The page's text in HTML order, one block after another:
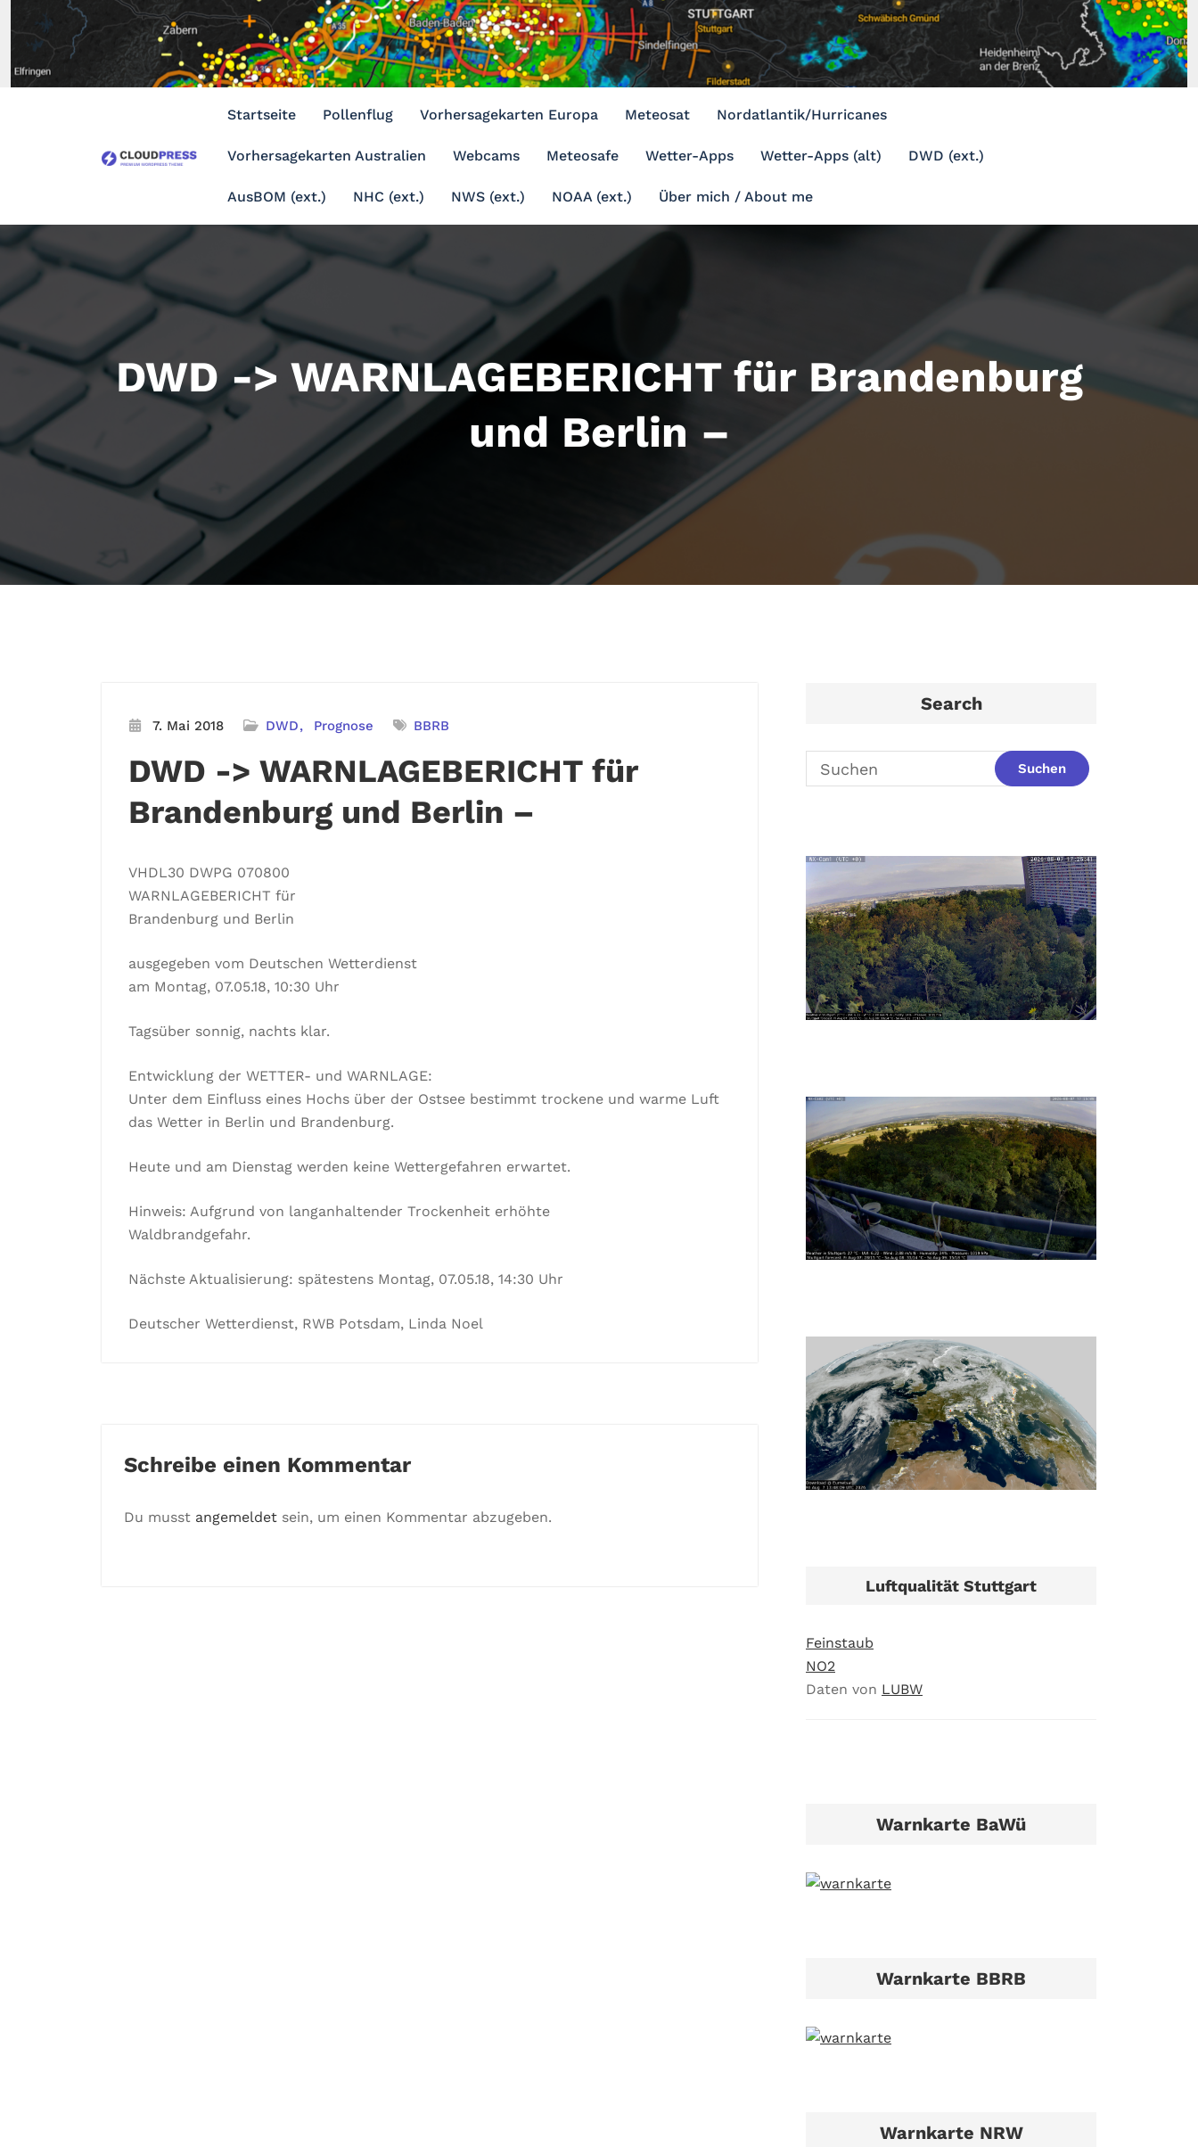
Inhalt
springen
Startseite Pollenflug Vorhersagekarten Europa Meteosat Nordatlantik/Hurricanes
Vorhersagekarten Australien Webcams Meteosafe Wetter-Apps Wetter-Apps (alt) DWD (ext.)
AusBOM (ext.) NHC (ext.) NWS (ext.) NOAA (ext.) Über mich / About me
DWD -> WARNLAGEBERICHT für Brandenburg
und Berlin –
7. Mai 2018 DWD Prognose BBRB
DWD -> WARNLAGEBERICHT für
Brandenburg und Berlin –
VHDL30 DWPG 070800
WARNLAGEBERICHT für
Brandenburg und Berlin
ausgegeben vom Deutschen Wetterdienst
am Montag, 07.05.18, 10:30 Uhr
Tagsüber sonnig, nachts klar.
Entwicklung der WETTER- und WARNLAGE:
Unter dem Einfluss eines Hochs über der Ostsee bestimmt trockene und warme Luft
das Wetter in Berlin und Brandenburg.
Heute und am Dienstag werden keine Wettergefahren erwartet.
Hinweis: Aufgrund von langanhaltender Trockenheit erhöhte
Waldbrandgefahr.
Nächste Aktualisierung: spätestens Montag, 07.05.18, 14:30 Uhr
Deutscher Wetterdienst, RWB Potsdam, Linda Noel
Schreibe einen Kommentar
Du musst angemeldet sein, um einen Kommentar abzugeben.
Search
Luftqualität Stuttgart
Feinstaub
NO2
Daten von LUBW
Warnkarte BaWü
Warnkarte BBRB
Warnkarte NRW